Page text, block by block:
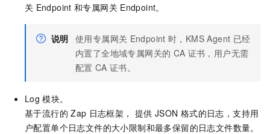
关 Endpoint 和专属网关 Endpoint。
说明 使用专属网关 Endpoint 时，KMS Agent 已经
内置了全地域专属网关的 CA 证书，用户无需
配置 CA 证书。
Log 模块。
基于流行的 Zap 日志框架， 提供 JSON 格式的日志，支持用
户配置单个日志文件的大小限制和最多保留的日志文件数量。